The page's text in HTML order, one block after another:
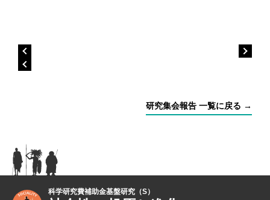
研究集会報告 一覧に戻る →
科学研究費補助金基盤研究（S）